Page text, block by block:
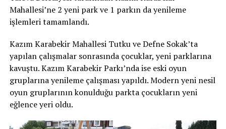
Mahallesi’ne 2 yeni park ve 1 parkın da yenileme
işlemleri tamamlandı.
Kazım Karabekir Mahallesi Tutku ve Defne Sokak’ta
yapılan çalışmalar sonrasında çocuklar, yeni parklarına
kavuştu. Kazım Karabekir Parkı’nda ise eski oyun
gruplarına yenileme çalışması yapıldı. Modern yeni nesil
oyun gruplarının konulduğu parkta çocukların yeni
eğlence yeri oldu.